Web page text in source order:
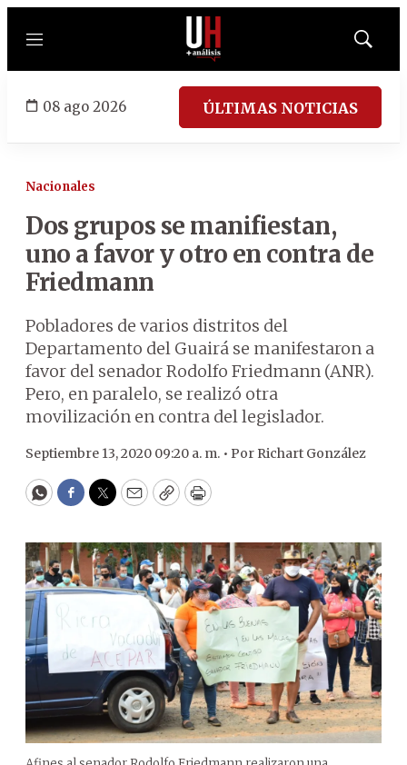
Menú
Mostrar
08 ago 2026 ÚLTIMAS NOTICIAS
Nacionales
Dos grupos se manifiestan,
uno a favor y otro en contra de
Friedmann
Pobladores de varios distritos del
Departamento del Guairá se manifestaron a
favor del senador Rodolfo Friedmann (ANR).
Pero, en paralelo, se realizó otra
movilización en contra del legislador.
Septiembre 13, 2020 09:20 a. m. • Por Richart González
WhatsApp
Facebook
Twitter
EmailCopyPrint